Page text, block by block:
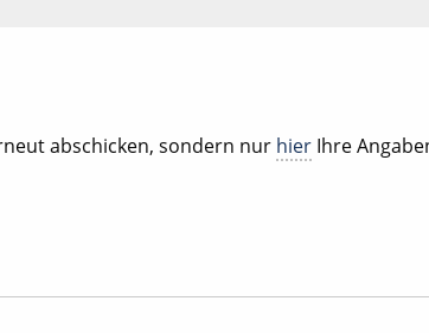
abschicken, sondern nur hier Ihre